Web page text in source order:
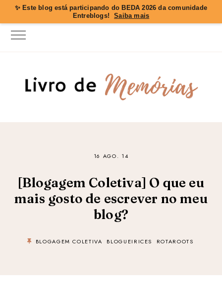
✨ Este blog está participando do BEDA 2026 da comunidade
Entreblogs!
Saiba mais
16 AGO. 14
[Blogagem Coletiva] O que eu
mais gosto de escrever no meu
blog?
BLOGAGEM COLETIVA BLOGUEIRICES ROTAROOTS